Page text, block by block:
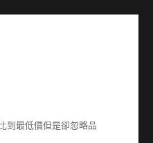
到最低價但是卻忽略品